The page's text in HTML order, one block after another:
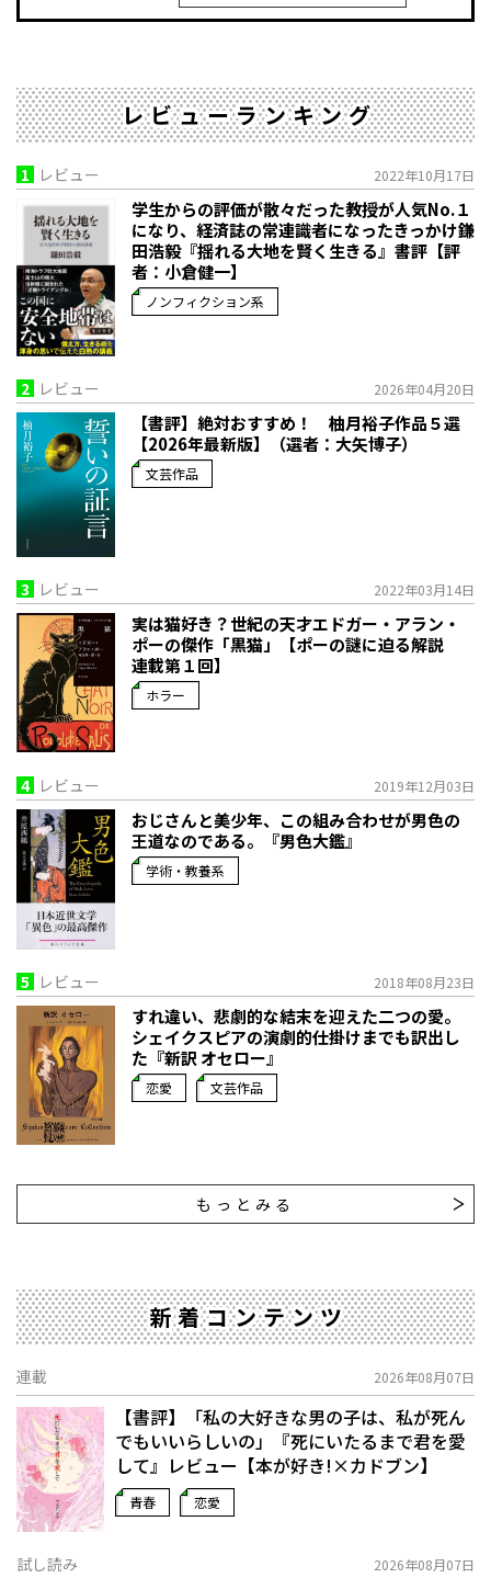
レビューランキング
1 レビュー 2022年10月17日
学生からの評価が散々だった教授が人気No.１
になり、経済誌の常連識者になったきっかけ――鎌
田浩毅『揺れる大地を賢く生きる』書評【評
者：小倉健一】
ノンフィクション系
2 レビュー 2026年04月20日
【書評】絶対おすすめ！ 柚月裕子作品５選
【2026年最新版】（選者：大矢博子）
文芸作品
3 レビュー 2022年03月14日
実は猫好き？世紀の天才エドガー・アラン・
ポーの傑作「黒猫」【ポーの謎に迫る解説
連載第１回】
ホラー
4 レビュー 2019年12月03日
おじさんと美少年、この組み合わせが男色の
王道なのである。『男色大鑑』
学術・教養系
5 レビュー 2018年08月23日
すれ違い、悲劇的な結末を迎えた二つの愛。
シェイクスピアの演劇的仕掛けまでも訳出し
た『新訳 オセロー』
恋愛 文芸作品
もっとみる
新着コンテンツ
連載 2026年08月07日
【書評】「私の大好きな男の子は、私が死ん
でもいいらしいの」――『死にいたるまで君を愛
して』レビュー【本が好き!×カドブン】
青春 恋愛
試し読み 2026年08月07日